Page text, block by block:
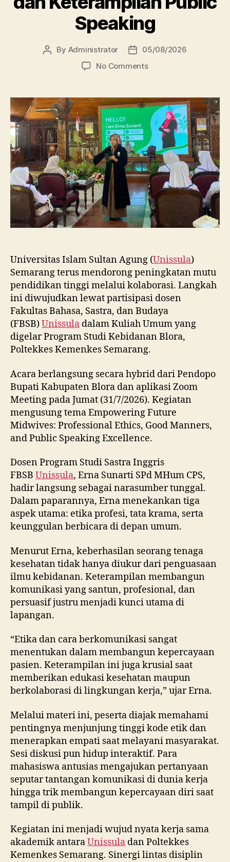
Speaking
Post
By Administrator
Post
date
05/08/2026
No Commentson
Unissula
Bekali
Mahasiswa
Kebidanan
Blora
Etika
dan
Keterampilan
Public
Speaking
Universitas Islam Sultan Agung (Unissula)
Semarang terus mendorong peningkatan mutu
pendidikan tinggi melalui kolaborasi. Langkah
ini diwujudkan lewat partisipasi dosen
Fakultas Bahasa, Sastra, dan Budaya
(FBSB)Unissula dalam Kuliah Umum yang
digelar Program Studi Kebidanan Blora,
Poltekkes Kemenkes Semarang.
Acara berlangsung secara hybrid dari Pendopo
Bupati Kabupaten Blora dan aplikasi Zoom
Meeting pada Jumat (31/7/2026). Kegiatan
mengusung tema Empowering Future
Midwives: Professional Ethics, Good Manners,
and Public Speaking Excellence.
Dosen Program Studi Sastra Inggris
FBSB Unissula, Erna Sunarti SPd MHum CPS,
hadir langsung sebagai narasumber tunggal.
Dalam paparannya, Erna menekankan tiga
aspek utama: etika profesi, tata krama, serta
keunggulan berbicara di depan umum.
Menurut Erna, keberhasilan seorang tenaga
kesehatan tidak hanya diukur dari penguasaan
ilmu kebidanan. Keterampilan membangun
komunikasi yang santun, profesional, dan
persuasif justru menjadi kunci utama di
lapangan.
“Etika dan cara berkomunikasi sangat
menentukan dalam membangun kepercayaan
pasien. Keterampilan ini juga krusial saat
memberikan edukasi kesehatan maupun
berkolaborasi di lingkungan kerja,” ujar Erna.
Melalui materi ini, peserta diajak memahami
pentingnya menjunjung tinggi kode etik dan
menerapkan empati saat melayani masyarakat.
Sesi diskusi pun hidup interaktif. Para
mahasiswa antusias mengajukan pertanyaan
seputar tantangan komunikasi di dunia kerja
hingga trik membangun kepercayaan diri saat
tampil di publik.
Kegiatan ini menjadi wujud nyata kerja sama
akademik antaraUnissula dan Poltekkes
Kemenkes Semarang. Sinergi lintas disiplin